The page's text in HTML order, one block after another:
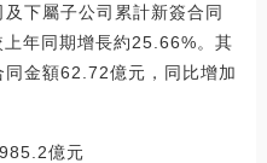
下屬子公司累計新簽合同
年同期增長約25.66%。其
金額62.72億元，同比增加
億元